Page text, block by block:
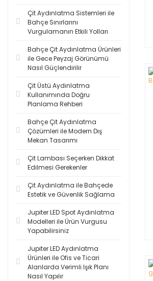
Çit Aydınlatma Sistemleri ile
Bahçe Sınırlarını
Vurgulamanın Etkili Yolları
Bahçe Çit Aydınlatma Ürünleri
ile Gece Peyzaj Görünümü
Nasıl Güçlendirilir
Çit Üstü Aydınlatma
Kullanımında Doğru
Planlama Rehberi
Bahçe Çit Aydınlatma
Çözümleri ile Modern Dış
Mekan Tasarımı
Çit Lambası Seçerken Dikkat
Edilmesi Gerekenler
Çit Aydınlatma ile Bahçede
Estetik ve Güvenlik Sağlama
Jupiter LED Spot Aydınlatma
Modelleri ile Ürün Vurgusu
Yapabilirsiniz
Jupiter LED Aydınlatma
Ürünleri ile Ofis ve Ticari
Alanlarda Verimli Işık Planı
Nasıl Yapılır